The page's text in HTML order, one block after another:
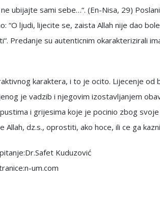
ubijajte sami sebe…“. (En-Nisa, 29)
“O ljudi, lijecite se, zaista Allah nije dao
Predanje su autenticnim okarakterizirali
karaktera, i to je ocito. Lijecenje od
je vadzib i njegovim izostavljanjem
i grijesima koje je pocinio zbog
Allah, dz.s., oprostiti, ako hoce, ili ce ga
Kuduzović
um.com